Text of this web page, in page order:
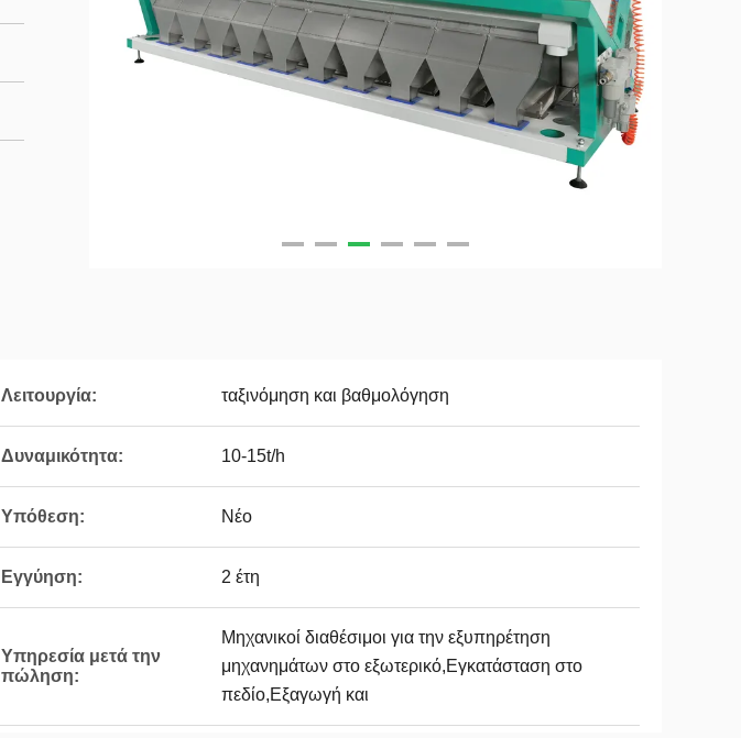
Λειτουργία: ταξινόμηση και βαθμολόγηση
Δυναμικότητα: 10-15t/h
Υπόθεση: Νέο
Εγγύηση: 2 έτη
Υπηρεσία μετά την
πώληση:
Μηχανικοί διαθέσιμοι για την εξυπηρέτηση
μηχανημάτων στο εξωτερικό,Εγκατάσταση στο
πεδίο,Εξαγωγή και